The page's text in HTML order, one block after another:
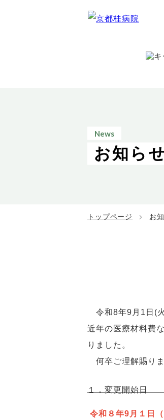
News
お知ら
トップページ お
令和8年9月1日(火
近年の医療材料費
りました。
何卒ご理解賜りま
１．変更開始日
令和８年9月１日